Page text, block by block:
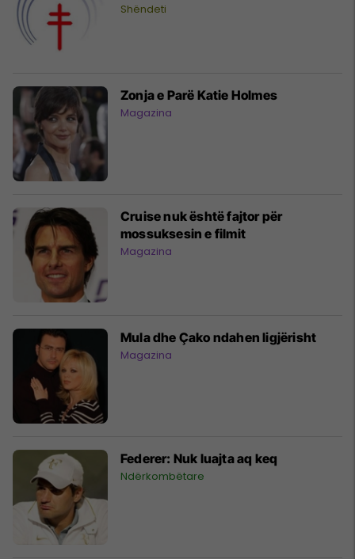
Shëndeti
Zonja e Parë Katie Holmes
Magazina
Cruise nuk është fajtor për
mossuksesin e filmit
Magazina
Mula dhe Çako ndahen ligjërisht
Magazina
Federer: Nuk luajta aq keq
Ndërkombëtare